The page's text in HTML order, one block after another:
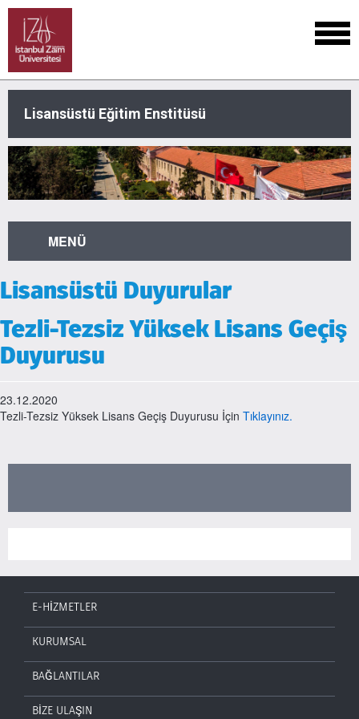
Lisansüstü Eğitim Enstitüsü
MENÜ
Lisansüstü Duyurular
Tezli-Tezsiz Yüksek Lisans Geçiş
Duyurusu
23.12.2020
Tezli-Tezsiz Yüksek Lisans Geçiş Duyurusu İçin Tıklayınız.
E-HİZMETLER
KURUMSAL
BAĞLANTILAR
BİZE ULAŞIN